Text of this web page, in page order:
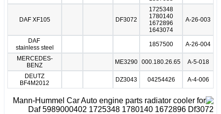
A-26-003
1725348
1780140
1672896
1643074
DF3072
DAF XF105
A-26-004
1857500
DAF
stainless steel
A-5-018
000.180.26.65
ME3290
MERCEDES-
BENZ
A-4-006
04254426
DZ3043
DEUTZ
BF4M2012